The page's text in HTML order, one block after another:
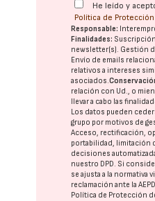
He leído y
Política de
Responsable:
Finalidades:
newsletter(s). Gestión
Envío de emails
relativos a intereses
asociados.
relación con Ud., o
llevar a cabo las
Los datos pueden
grupo por motivos de
Acceso, rectificación,
portabilidad, limitación
decisiones
nuestro DPD. Si
se ajusta a la normativa
reclamación ante laAEPD
Política de Protección